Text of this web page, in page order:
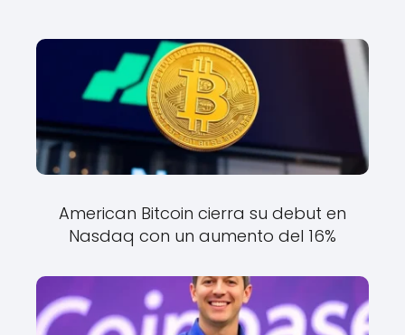
American Bitcoin cierra su debut en
Nasdaq con un aumento del 16%